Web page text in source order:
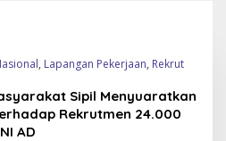
, Lapangan Pekerjaan, Rekrut
Sipil Menyuaratkan
Rekrutmen 24.000
AD